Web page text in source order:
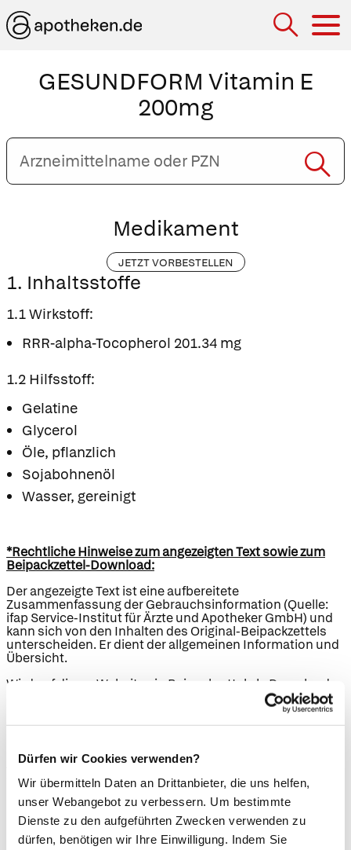
Dürfen wir Cookies verwenden?
Wir übermitteln Daten an Drittanbieter, die uns helfen,
unser Webangebot zu verbessern. Um bestimmte
Dienste zu den aufgeführten Zwecken verwenden zu
dürfen, benötigen wir Ihre Einwilligung. Indem Sie
GESUNDFORM Vitamin E
200mg
Arzneimittelname
oder
PZN
Medikament
JETZT VORBESTELLEN
1. Inhaltsstoffe
1.1 Wirkstoff:
RRR-alpha-Tocopherol 201.34 mg
1.2 Hilfsstoff:
Gelatine
Glycerol
Öle, pflanzlich
Sojabohnenöl
Wasser, gereinigt
*Rechtliche Hinweise zum angezeigten Text sowie zum
Beipackzettel-Download:
Der angezeigte Text ist eine aufbereitete
Zusammenfassung der Gebrauchsinformation (Quelle:
ifap Service-Institut für Ärzte und Apotheker GmbH) und
kann sich von den Inhalten des Original-Beipackzettels
unterscheiden. Er dient der allgemeinen Information und
Übersicht.
Wird auf dieser Website ein Beipackzettel als Download
bereitgestellten Dokumente digitale Kopien der offiziellen
Gebrauchsinformationen der Hersteller (Quelle: ifap
kann es aufgrund von Aktualisierungszyklen zu
Abweichungen zwischen dieser digitalen Version und
dem gedruckten Beipackzettel in Ihrer
Medikamentenpackung kommen.
Sowohl für den angezeigten Text als auch für den
Beipackzettel-Download (falls vorhanden) gilt: